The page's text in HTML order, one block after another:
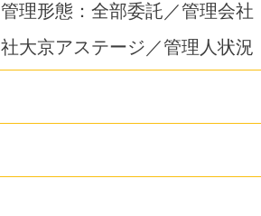
管理形態：全部委託／管理会社
社大京アステージ／管理人状況